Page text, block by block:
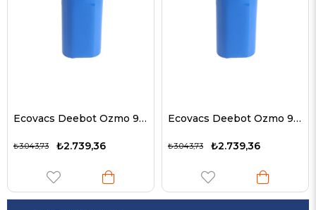
Ecovacs Deebot Ozmo 930, Li-ion, 14.8V, 3200mAh, 47.4Wh için uygun pil
₺2.739,36
₺3.043,73
Ecovacs Deebot Ozmo 930, Li-ion, 14.8V, 3200mAh, 47.4Wh için uygun pil
₺2.739,36
₺3.043,73